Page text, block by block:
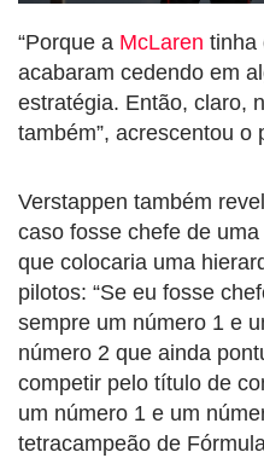
“Porque a McLaren tinha
acabaram cedendo em
estratégia. Então, claro,
também”, acrescentou o
Verstappen também
caso fosse chefe de
que colocaria uma
pilotos: “Se eu fosse
sempre um número 1 e
número 2 que ainda
competir pelo título de
um número 1 e um
tetracampeão de